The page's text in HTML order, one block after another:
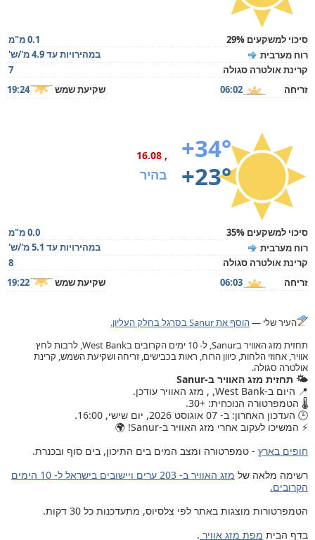
סיכוי למשקעים 29%
0.1 מ"מ
רוח מערבית
במהירויות עד 4.9 מ'/ש'
קרינת אולטרה סגולה
7
זריחה
06:02 שקיעת שמש 19:24
+34°
+23°
, 16.08
בהיר
סיכוי למשקעים 35%
0.0 מ"מ
רוח מערבית
במהירויות עד 5.1 מ'/ש'
קרינת אולטרה סגולה
8
זריחה
06:03 שקיעת שמש 19:22
העיר שלי —הוסף את Sanur בסרגל בחלק העליון.
תחזית מזג האוויר בSanur, ל- 10 ימים הקרובים בWest Bank, לרבות לחץ
אוויר, אחוזי הלחות, כיוון הרוח, ראות בכבישים, זריחה ושקיעת השמש, קרינת
אולטרה סגולה.
🌤️ תחזית מזג האוויר ב-Sanur
📍 היום ב-West Bank, , מזג האוויר עודכן.
🌡️ הטמפרטורה הנוכחית: +30.
🕒 העדכון האחרון: ב- 07 אוגוסט 2026, יום שישי, 16:00.
⚡ המשיכו לעקוב אחרי מזג האוויר ב-Sanur! 🌍
חופים בארץ - טמפרטורה ומצב המים בים התיכון, בים סוף ובכנרת.
רשימה מלאה של
מזג האוויר ב- 203 ערים ויישובים בישראל ל- 10 הימים
הקרובים.
הטמפרטורות מוצגות באתר לפי צלסיוס, מתעדכנות כל 30 דקות.
בדף הבית מפת מזג אוויר .